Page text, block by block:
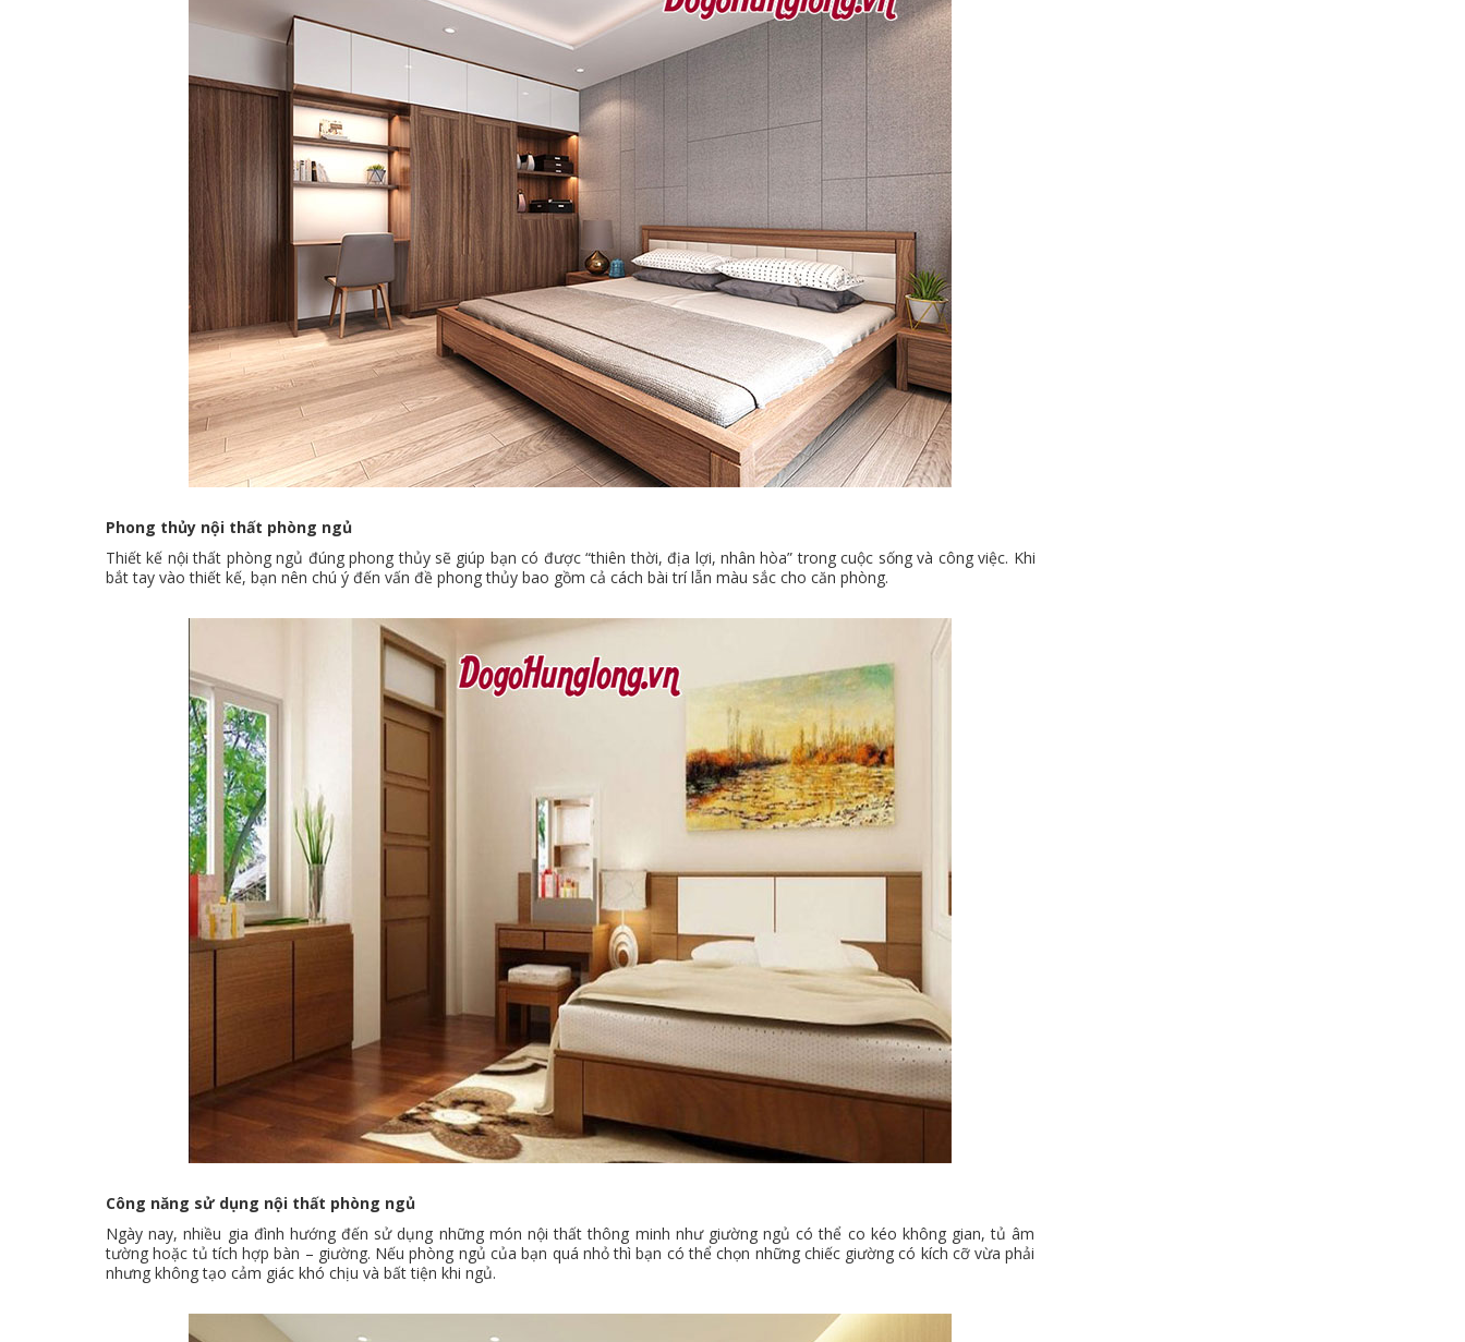
Phong thủy nội thất phòng ngủ
Thiết kế nội thất phòng ngủ đúng phong thủy sẽ giúp bạn có được “thiên thời, địa lợi, nhân hòa” trong cuộc sống và công việc. Khi
bắt tay vào thiết kế, bạn nên chú ý đến vấn đề phong thủy bao gồm cả cách bài trí lẫn màu sắc cho căn phòng.
Công năng sử dụng nội thất phòng ngủ
Ngày nay, nhiều gia đình hướng đến sử dụng những món nội thất thông minh như giường ngủ có thể co kéo không gian, tủ âm
tường hoặc tủ tích hợp bàn – giường. Nếu phòng ngủ của bạn quá nhỏ thì bạn có thể chọn những chiếc giường có kích cỡ vừa phải
nhưng không tạo cảm giác khó chịu và bất tiện khi ngủ.